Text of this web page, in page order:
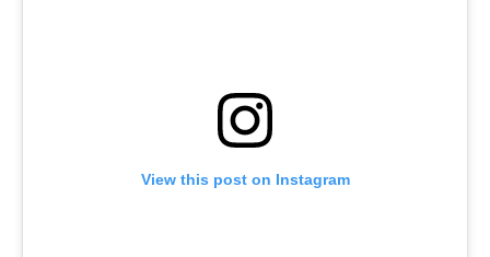
View this post on Instagram